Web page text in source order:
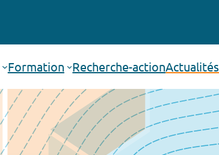
Formation Recherche-actionActualités